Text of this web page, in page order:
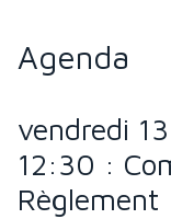
Agenda
vendredi
12:30 :
Règlement